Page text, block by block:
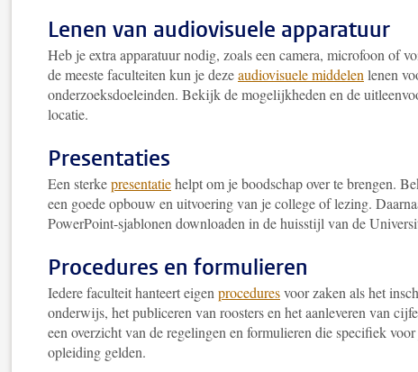
Lenen van audiovisuele apparatuur
Heb je extra apparatuur nodig, zoals een camera, microfoon of
de meeste faculteiten kun je dezeaudiovisuele middelen lenen
onderzoeksdoeleinden. Bekijk de mogelijkheden en de
locatie.
Presentaties
Een sterkepresentatiehelpt om je boodschap over te brengen.
een goede opbouw en uitvoering van je college of lezing.
PowerPoint-sjablonen downloaden in de huisstijl van de
Procedures en formulieren
Iedere faculteit hanteert eigen proceduresvoor zaken als het
onderwijs, het publiceren van roosters en het aanleveren van
een overzicht van de regelingen en formulieren die specifiek
opleiding gelden.